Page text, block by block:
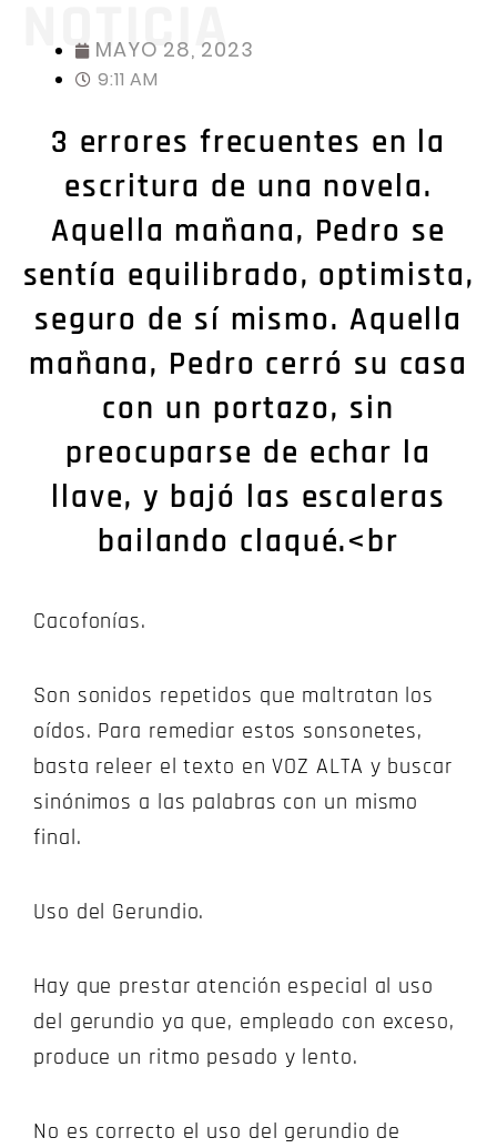
NOTICIA
MAYO 28, 2023
9:11 AM
3 errores frecuentes en la
escritura de una novela.
Aquella mañana, Pedro se
sentía equilibrado, optimista,
seguro de sí mismo. Aquella
mañana, Pedro cerró su casa
con un portazo, sin
preocuparse de echar la
llave, y bajó las escaleras
bailando claqué.<br
Cacofonías.
Son sonidos repetidos que maltratan los
oídos. Para remediar estos sonsonetes,
basta releer el texto en VOZ ALTA y buscar
sinónimos a las palabras con un mismo
final.
Uso del Gerundio.
Hay que prestar atención especial al uso
del gerundio ya que, empleado con exceso,
produce un ritmo pesado y lento.
No es correcto el uso del gerundio de